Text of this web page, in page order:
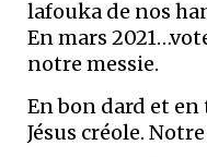
lafouka de nos
En mars
notre messie.
En bon dard et
Jésus créole.